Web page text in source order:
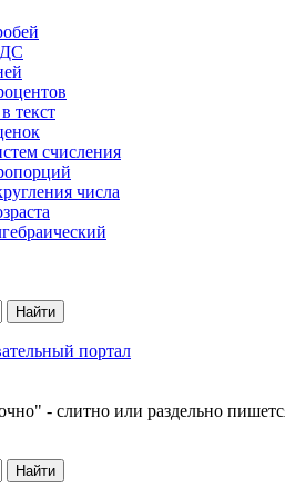
текст
счисления
числа
Найти
портал
- слитно или раздельно
Найти